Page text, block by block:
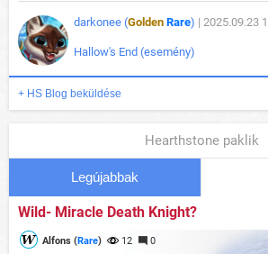
darkonee (Golden Rare) | 2025.09.23
Hallow's End (esemény)
+ HS Blog beküldése
Hearthstone paklik
Legújabbak
Wild- Miracle Death Knight?
Alfons (Rare) 12 0